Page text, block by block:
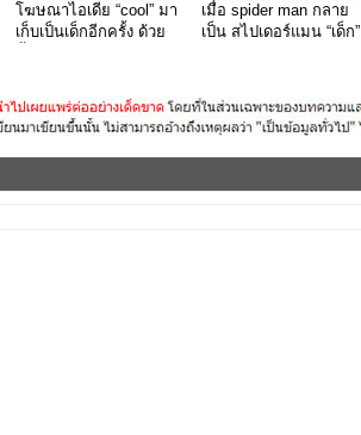
โฆษณาไอเดีย “cool” มา
เก็บเป็นเด็กอีกครั้ง ด้วย
เมื่อ spider man กลาย
เป็น สไปเดอร์แมน “เด็ก”